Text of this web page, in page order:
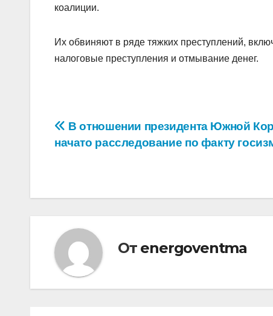
коалиции.
Их обвиняют в ряде тяжких преступлений,
налоговые преступления и отмывание денег.
Навигация
В отношении президента Южной
начато расследование по факту
От energoventma